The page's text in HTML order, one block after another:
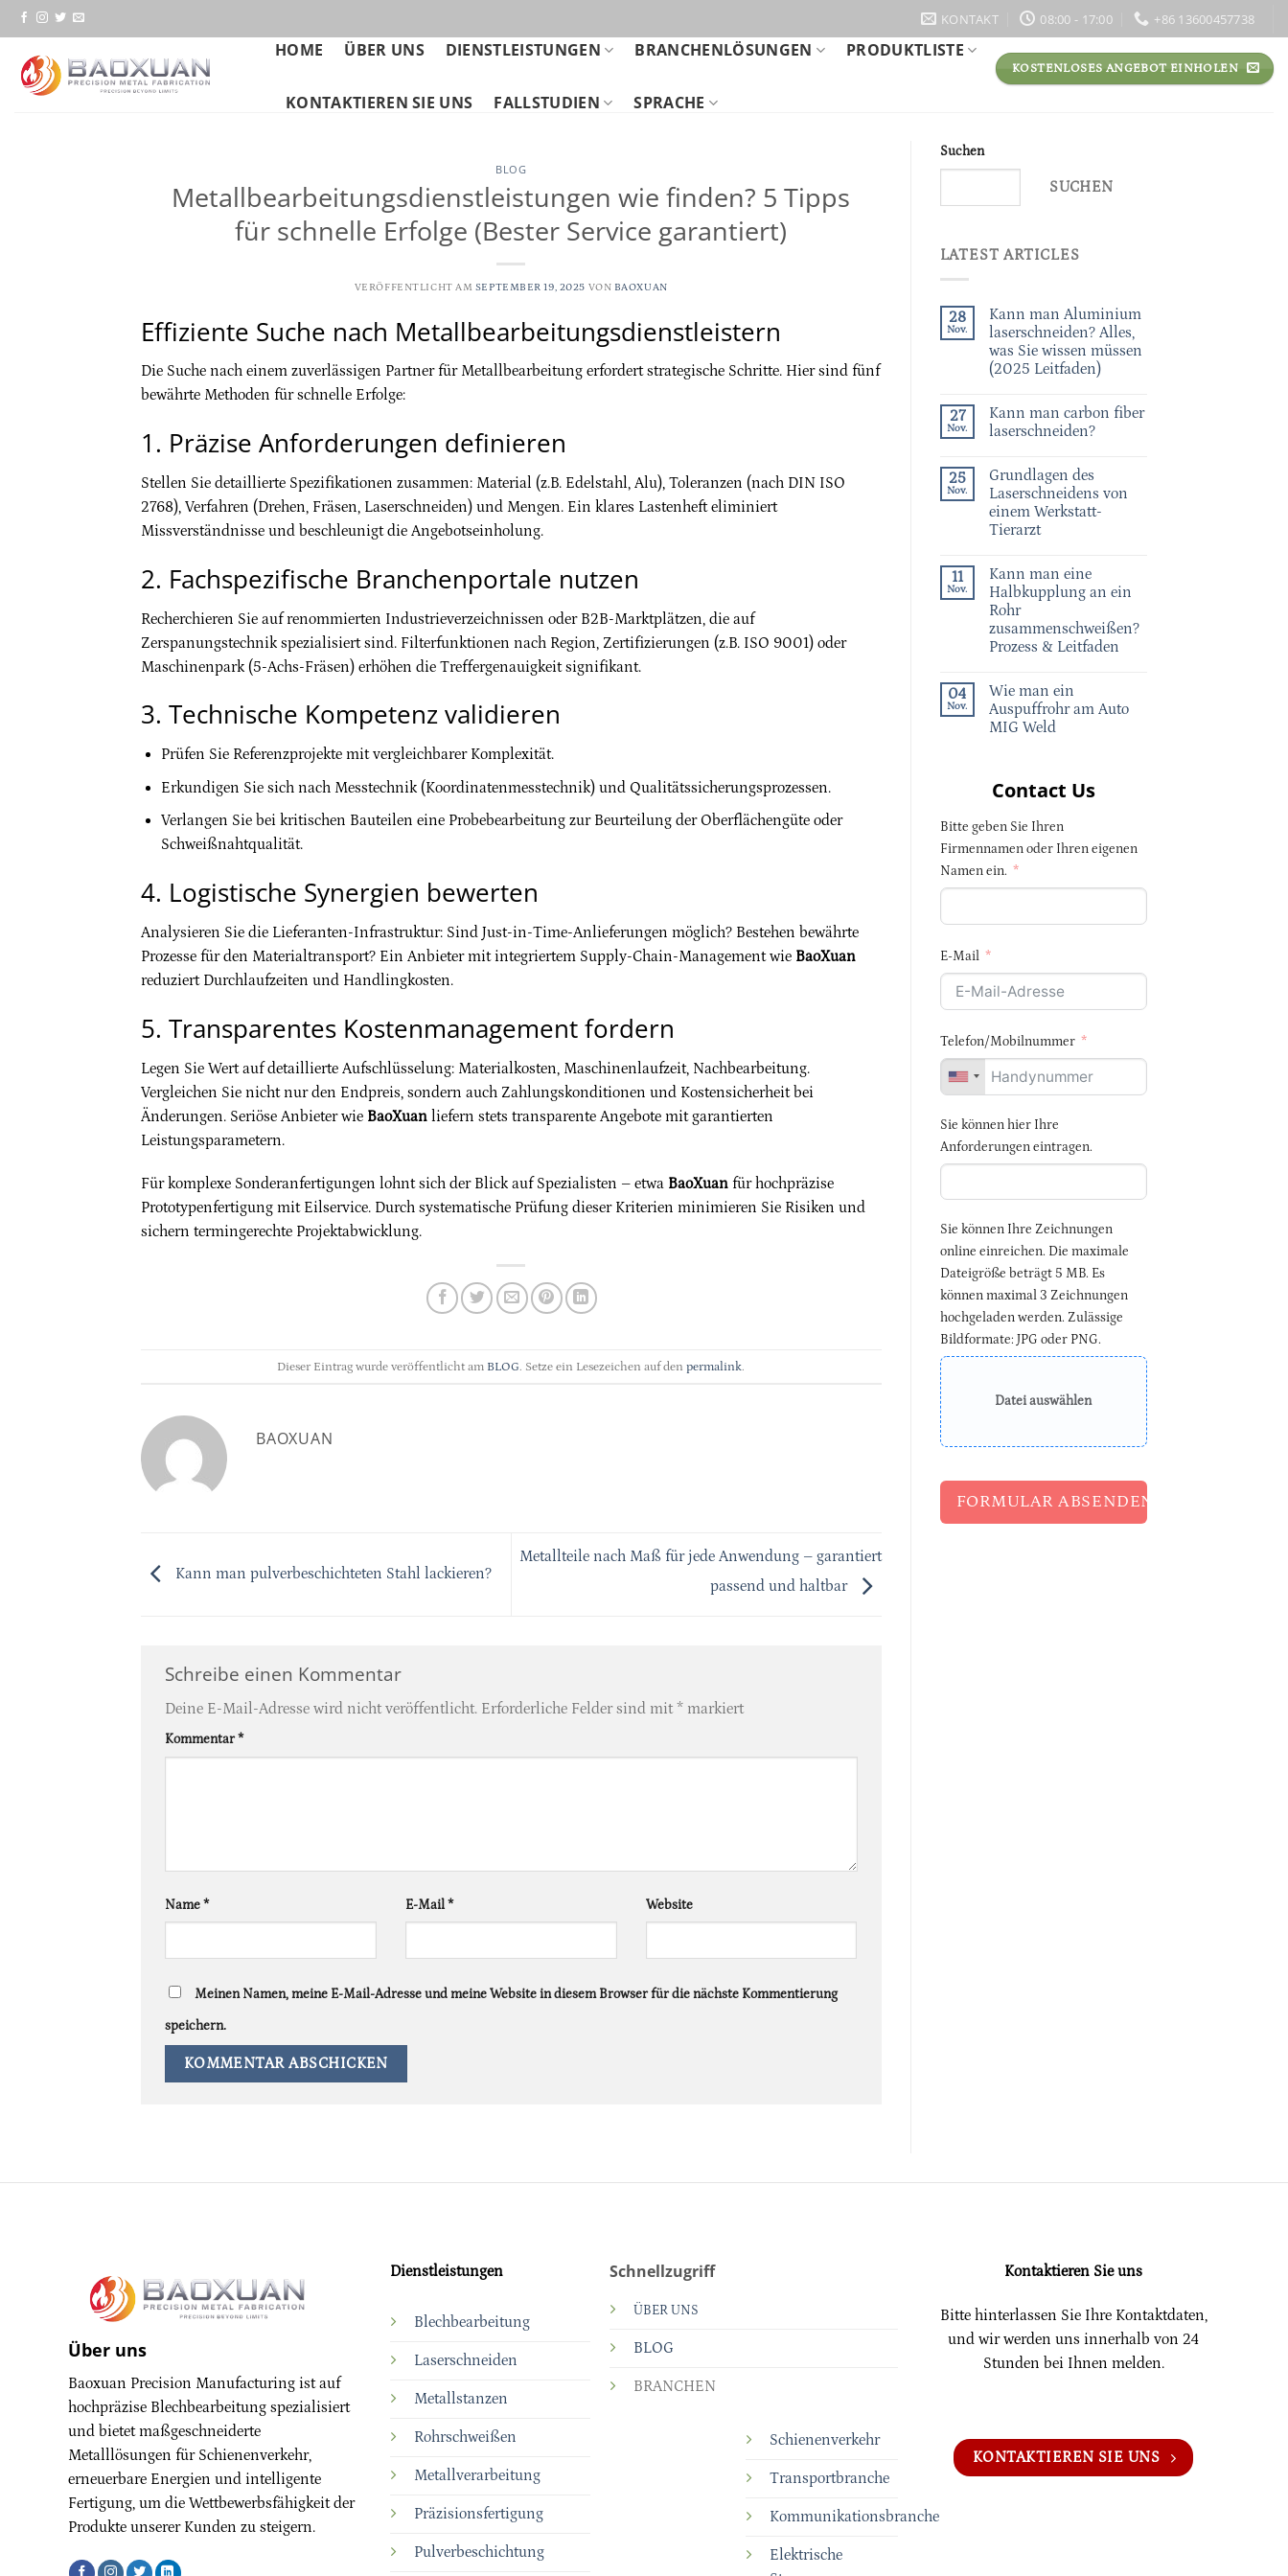
Zum
Inhalt
springen
KONTAKT 08:00 - 17:00 +86 13600457738
HOME ÜBER UNS DIENSTLEISTUNGEN BRANCHENLÖSUNGEN PRODUKTLISTE
KONTAKTIEREN SIE UNS FALLSTUDIEN SPRACHE
KOSTENLOSES ANGEBOT EINHOLEN
BLOG
Metallbearbeitungsdienstleistungen wie finden? 5 Tipps
für schnelle Erfolge (Bester Service garantiert)
VERÖFFENTLICHT AM SEPTEMBER 19, 2025 VON BAOXUAN
Effiziente Suche nach Metallbearbeitungsdienstleistern
Die Suche nach einem zuverlässigen Partner für Metallbearbeitung erfordert strategische Schritte. Hier sind fünf
bewährte Methoden für schnelle Erfolge:
1. Präzise Anforderungen definieren
Stellen Sie detaillierte Spezifikationen zusammen: Material (z.B. Edelstahl, Alu), Toleranzen (nach DIN ISO
2768), Verfahren (Drehen, Fräsen, Laserschneiden) und Mengen. Ein klares Lastenheft eliminiert
Missverständnisse und beschleunigt die Angebotseinholung.
2. Fachspezifische Branchenportale nutzen
Recherchieren Sie auf renommierten Industrieverzeichnissen oder B2B-Marktplätzen, die auf
Zerspanungstechnik spezialisiert sind. Filterfunktionen nach Region, Zertifizierungen (z.B. ISO 9001) oder
Maschinenpark (5-Achs-Fräsen) erhöhen die Treffergenauigkeit signifikant.
3. Technische Kompetenz validieren
Prüfen Sie Referenzprojekte mit vergleichbarer Komplexität.
Erkundigen Sie sich nach Messtechnik (Koordinatenmesstechnik) und Qualitätssicherungsprozessen.
Verlangen Sie bei kritischen Bauteilen eine Probebearbeitung zur Beurteilung der Oberflächengüte oder
Schweißnahtqualität.
4. Logistische Synergien bewerten
Analysieren Sie die Lieferanten-Infrastruktur: Sind Just-in-Time-Anlieferungen möglich? Bestehen bewährte
Prozesse für den Materialtransport? Ein Anbieter mit integriertem Supply-Chain-Management wie BaoXuan
reduziert Durchlaufzeiten und Handlingkosten.
5. Transparentes Kostenmanagement fordern
Legen Sie Wert auf detaillierte Aufschlüsselung: Materialkosten, Maschinenlaufzeit, Nachbearbeitung.
Vergleichen Sie nicht nur den Endpreis, sondern auch Zahlungskonditionen und Kostensicherheit bei
Änderungen. Seriöse Anbieter wie BaoXuan liefern stets transparente Angebote mit garantierten
Leistungsparametern.
Für komplexe Sonderanfertigungen lohnt sich der Blick auf Spezialisten – etwa BaoXuan für hochpräzise
Prototypenfertigung mit Eilservice. Durch systematische Prüfung dieser Kriterien minimieren Sie Risiken und
sichern termingerechte Projektabwicklung.
Dieser Eintrag wurde veröffentlicht am BLOG . Setze ein Lesezeichen auf denpermalink
BAOXUAN
Kann man pulverbeschichteten Stahl lackieren?
Metallteile nach Maß für jede Anwendung – garantiert
passend und haltbar
Schreibe einen Kommentar
Deine E-Mail-Adresse wird nicht veröffentlicht. Erforderliche Felder sind mit* markiert
Kommentar*
Name* E-Mail* Website
Meinen Namen, meine E-Mail-Adresse und meine Website in diesem Browser für die nächste Kommentierung
speichern.
Suchen
SUCHEN
LATEST ARTICLES
28
Nov.
Kann man Aluminium
laserschneiden? Alles,
was Sie wissen müssen
(2025 Leitfaden)
27
Nov.
Kann man carbon fiber
laserschneiden?
25
Nov.
Grundlagen des
Laserschneidens von
einem Werkstatt-
Tierarzt
11
Nov.
Kann man eine
Halbkupplung an ein
Rohr
zusammenschweißen?
Prozess & Leitfaden
04
Nov.
Wie man ein
Auspuffrohr am Auto
MIG Weld
Contact Us
Bitte geben Sie Ihren
Firmennamen oder Ihren eigenen
Namen ein.
E-Mail
Telefon/Mobilnummer
Sie können hier Ihre
Anforderungen eintragen.
Sie können Ihre Zeichnungen
online einreichen. Die maximale
Dateigröße beträgt 5 MB. Es
können maximal 3 Zeichnungen
hochgeladen werden. Zulässige
Bildformate: JPG oder PNG.
Datei auswählen
FORMULAR ABSENDEN
Über uns
Baoxuan Precision Manufacturing ist auf
hochpräzise Blechbearbeitung spezialisiert
und bietet maßgeschneiderte
Metalllösungen für Schienenverkehr,
erneuerbare Energien und intelligente
Fertigung, um die Wettbewerbsfähigkeit der
Produkte unserer Kunden zu steigern.
Dienstleistungen
Blechbearbeitung
Laserschneiden
Metallstanzen
Rohrschweißen
Metallverarbeitung
Präzisionsfertigung
Pulverbeschichtung
Schnellzugriff
ÜBER UNS
BLOG
BRANCHEN
Schienenverkehr
Transportbranche
Kommunikationsbranche
Elektrische
Kontaktieren Sie uns
Bitte hinterlassen Sie Ihre Kontaktdaten,
und wir werden uns innerhalb von 24
Stunden bei Ihnen melden.
KONTAKTIEREN SIE UNS